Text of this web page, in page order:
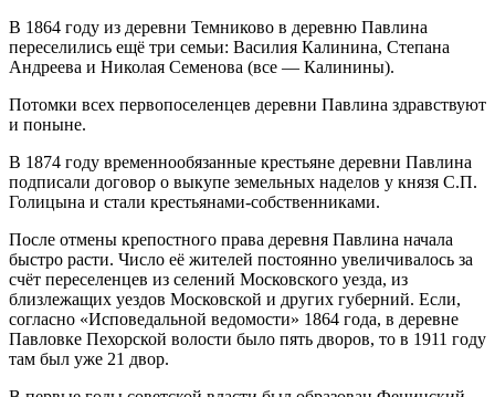
В 1864 году из деревни Темниково в деревню Павлина
переселились ещё три семьи: Василия Калинина, Степана
Андреева и Николая Семенова (все — Калинины).
Потомки всех первопоселенцев деревни Павлина здравствуют
и поныне.
В 1874 году временнообязанные крестьяне деревни Павлина
подписали договор о выкупе земельных наделов у князя С.П.
Голицына и стали крестьянами-собственниками.
После отмены крепостного права деревня Павлина начала
быстро расти. Число её жителей постоянно увеличивалось за
счёт переселенцев из селений Московского уезда, из
близлежащих уездов Московской и других губерний. Если,
согласно «Исповедальной ведомости» 1864 года, в деревне
Павловке Пехорской волости было пять дворов, то в 1911 году
там был уже 21 двор.